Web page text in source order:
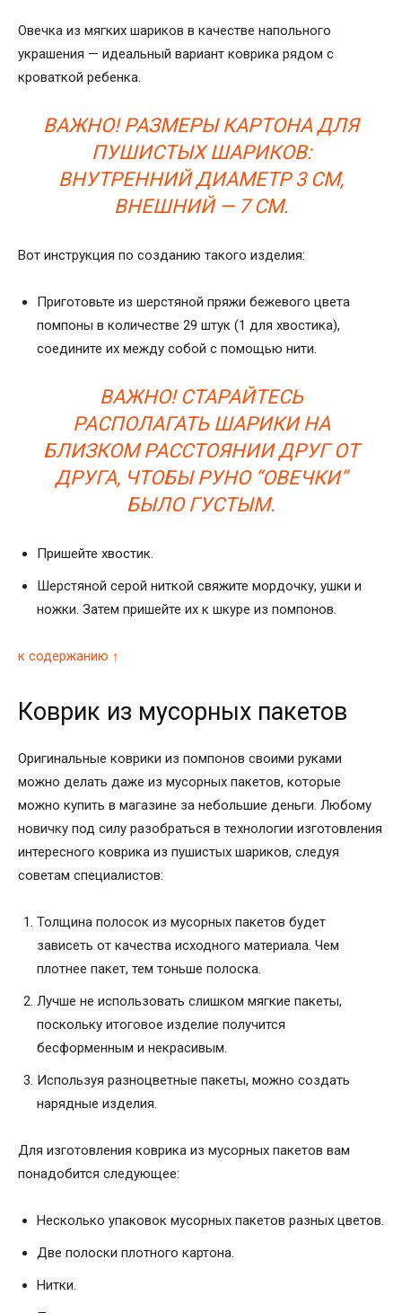
Овечка из мягких шариков в качестве напольного
украшения — идеальный вариант коврика рядом с
кроваткой ребенка.
ВАЖНО! РАЗМЕРЫ КАРТОНА ДЛЯ
ПУШИСТЫХ ШАРИКОВ:
ВНУТРЕННИЙ ДИАМЕТР 3 СМ,
ВНЕШНИЙ — 7 СМ.
Вот инструкция по созданию такого изделия:
Приготовьте из шерстяной пряжи бежевого цвета
помпоны в количестве 29 штук (1 для хвостика),
соедините их между собой с помощью нити.
ВАЖНО! СТАРАЙТЕСЬ
РАСПОЛАГАТЬ ШАРИКИ НА
БЛИЗКОМ РАССТОЯНИИ ДРУГ ОТ
ДРУГА, ЧТОБЫ РУНО “ОВЕЧКИ”
БЫЛО ГУСТЫМ.
Пришейте хвостик.
Шерстяной серой ниткой свяжите мордочку, ушки и
ножки. Затем пришейте их к шкуре из помпонов.
к содержанию ↑
Коврик из мусорных пакетов
Оригинальные коврики из помпонов своими руками
можно делать даже из мусорных пакетов, которые
можно купить в магазине за небольшие деньги. Любому
новичку под силу разобраться в технологии изготовления
интересного коврика из пушистых шариков, следуя
советам специалистов:
Толщина полосок из мусорных пакетов будет
зависеть от качества исходного материала. Чем
плотнее пакет, тем тоньше полоска.
Лучше не использовать слишком мягкие пакеты,
поскольку итоговое изделие получится
бесформенным и некрасивым.
Используя разноцветные пакеты, можно создать
нарядные изделия.
Для изготовления коврика из мусорных пакетов вам
понадобится следующее:
Несколько упаковок мусорных пакетов разных цветов.
Две полоски плотного картона.
Нитки.